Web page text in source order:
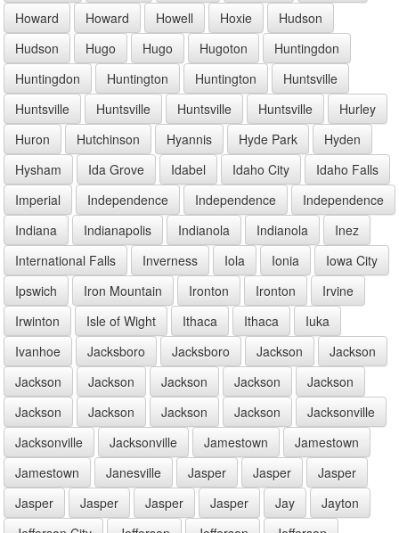
Howard
Howard Howell Hoxie
Hudson
Hudson
Hugo Hugo Hugoton
Huntingdon
Huntingdon
Huntington Huntington
Huntsville
Huntsville
Huntsville Huntsville Huntsville
Hurley
Huron
Hutchinson Hyannis Hyde Park
Hyden
Hysham
Ida Grove Idabel Idaho City
Idaho Falls
Imperial
Independence Independence
Independence
Indiana
Indianapolis Indianola Indianola
Inez
International Falls
Inverness Iola Ionia
Iowa City
Ipswich
Iron Mountain Ironton Ironton
Irvine
Irwinton
Isle of Wight Ithaca Ithaca
Iuka
Ivanhoe
Jacksboro Jacksboro Jackson
Jackson
Jackson
Jackson Jackson Jackson
Jackson
Jackson
Jackson Jackson Jackson
Jacksonville
Jacksonville
Jacksonville Jamestown
Jamestown
Jamestown
Janesville Jasper Jasper
Jasper
Jasper
Jasper Jasper Jasper Jay
Jayton